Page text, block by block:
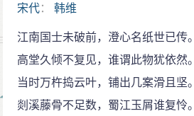
宋代：韩维
江南国士未破前，澄心名纸世已传。
高堂久倾不复见，谁谓此物犹依然。
当时万杵捣云叶，铺出几案滑且坚。
剡溪藤骨不足数，蜀江玉屑谁复怜。